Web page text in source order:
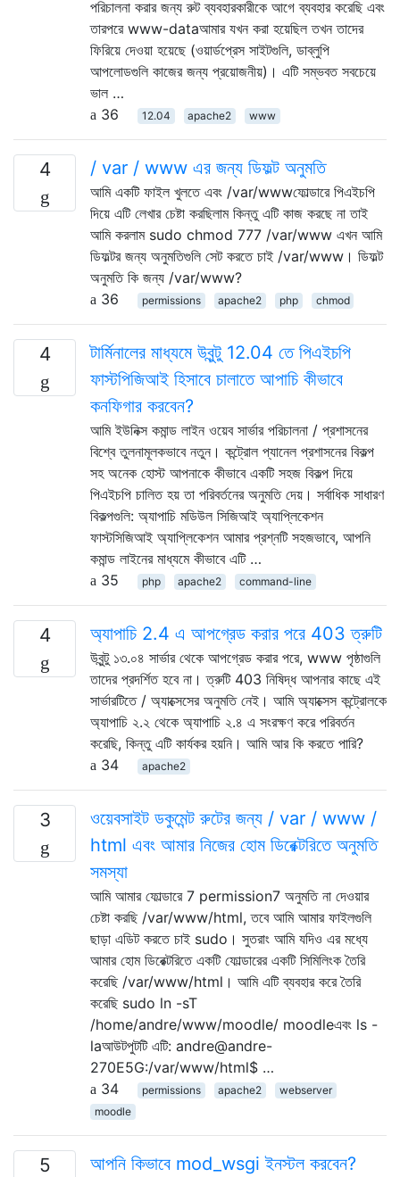
পরিচালনা করার জন্য রুট ব্যবহারকারীকে আগে ব্যবহার করেছি এবং
তারপরে www-dataআমার যখন করা হয়েছিল তখন তাদের
ফিরিয়ে দেওয়া হয়েছে (ওয়ার্ডপ্রেস সাইটগুলি, ডাব্লুপি
আপলোডগুলি কাজের জন্য প্রয়োজনীয়)। এটি সম্ভবত সবচেয়ে
ভাল …
36
12.04 apache2 www
4 / var / www এর জন্য ডিফল্ট অনুমতি
আমি একটি ফাইল খুলতে এবং /var/wwwফোল্ডারে পিএইচপি
দিয়ে এটি লেখার চেষ্টা করছিলাম কিন্তু এটি কাজ করছে না তাই
আমি করলাম sudo chmod 777 /var/www এখন আমি
ডিফল্টর জন্য অনুমতিগুলি সেট করতে চাই /var/www। ডিফল্ট
অনুমতি কি জন্য /var/www?
36
permissions apache2 php chmod
4
টার্মিনালের মাধ্যমে উবুন্টু 12.04 তে পিএইচপি
ফাস্টপিজিআই হিসাবে চালাতে আপাচি কীভাবে
কনফিগার করবেন?
আমি ইউনিক্স কমান্ড লাইন ওয়েব সার্ভার পরিচালনা / প্রশাসনের
বিশ্বে তুলনামূলকভাবে নতুন। কন্ট্রোল প্যানেল প্রশাসনের বিকল্প
সহ অনেক হোস্ট আপনাকে কীভাবে একটি সহজ বিকল্প দিয়ে
পিএইচপি চালিত হয় তা পরিবর্তনের অনুমতি দেয়। সর্বাধিক সাধারণ
বিকল্পগুলি: অ্যাপাচি মডিউল সিজিআই অ্যাপ্লিকেশন
ফাস্টসিজিআই অ্যাপ্লিকেশন আমার প্রশ্নটি সহজভাবে, আপনি
কমান্ড লাইনের মাধ্যমে কীভাবে এটি …
35
php apache2 command-line
4 অ্যাপাচি 2.4 এ আপগ্রেড করার পরে 403 ত্রুটি
উবুন্টু ১৩.০৪ সার্ভার থেকে আপগ্রেড করার পরে, www পৃষ্ঠাগুলি
তাদের প্রদর্শিত হবে না। ত্রুটি 403 নিষিদ্ধ আপনার কাছে এই
সার্ভারটিতে / অ্যাক্সেসের অনুমতি নেই। আমি অ্যাক্সেস কন্ট্রোলকে
অ্যাপাচি ২.২ থেকে অ্যাপাচি ২.৪ এ সংরক্ষণ করে পরিবর্তন
করেছি, কিন্তু এটি কার্যকর হয়নি। আমি আর কি করতে পারি?
34
apache2
3
ওয়েবসাইট ডকুমেন্ট রুটের জন্য / var / www /
html এবং আমার নিজের হোম ডিরেক্টরিতে অনুমতি
সমস্যা
আমি আমার ফোল্ডারে 7 permission7 অনুমতি না দেওয়ার
চেষ্টা করছি /var/www/html, তবে আমি আমার ফাইলগুলি
ছাড়া এডিট করতে চাই sudo। সুতরাং আমি যদিও এর মধ্যে
আমার হোম ডিরেক্টরিতে একটি ফোল্ডারের একটি সিমিলিংক তৈরি
করেছি /var/www/html। আমি এটি ব্যবহার করে তৈরি
করেছি sudo ln -sT
/home/andre/www/moodle/ moodleএবং ls -
laআউটপুটটি এটি: andre@andre-
270E5G:/var/www/html$ …
34
permissions apache2
webserver
moodle
5 আপনি কিভাবে mod_wsgi ইনস্টল করবেন?